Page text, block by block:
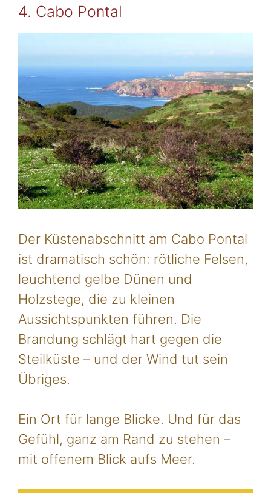
4. Cabo Pontal
Der Küstenabschnitt am Cabo Pontal
ist dramatisch schön: rötliche Felsen,
leuchtend gelbe Dünen und
Holzstege, die zu kleinen
Aussichtspunkten führen. Die
Brandung schlägt hart gegen die
Steilküste – und der Wind tut sein
Übriges.
Ein Ort für lange Blicke. Und für das
Gefühl, ganz am Rand zu stehen –
mit offenem Blick aufs Meer.